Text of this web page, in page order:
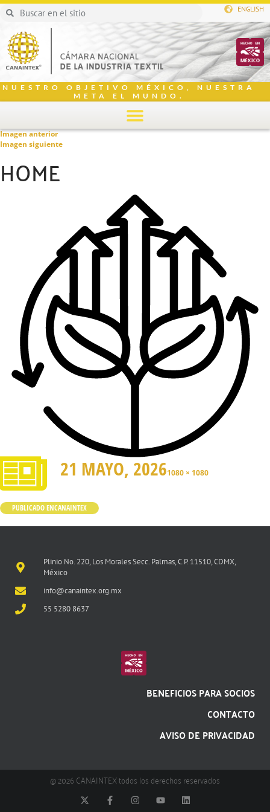
ENGLISH
NUESTRO OBJETIVO MÉXICO, NUESTRA
META EL MUNDO.
Imagen anterior
Imagen siguiente
HOME
21 MAYO, 20261080 × 1080
PUBLICADO ENCANAINTEX
Plinio No. 220, Los Morales Secc. Palmas, C.P. 11510, CDMX,
México
info@canaintex.org.mx
55 5280 8637
BENEFICIOS PARA SOCIOS
CONTACTO
AVISO DE PRIVACIDAD
@ 2026 CANAINTEX todos los derechos reservados